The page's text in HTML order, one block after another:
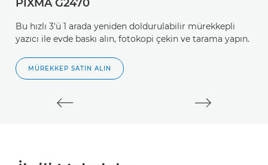
PIXMA G2470
Bu hızlı 3'ü 1 arada yeniden doldurulabilir mürekkepli
yazıcı ile evde baskı alın, fotokopi çekin ve tarama yapın.
MÜREKKEP SATIN ALIN